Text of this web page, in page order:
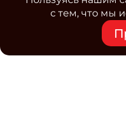
с тем, что мы